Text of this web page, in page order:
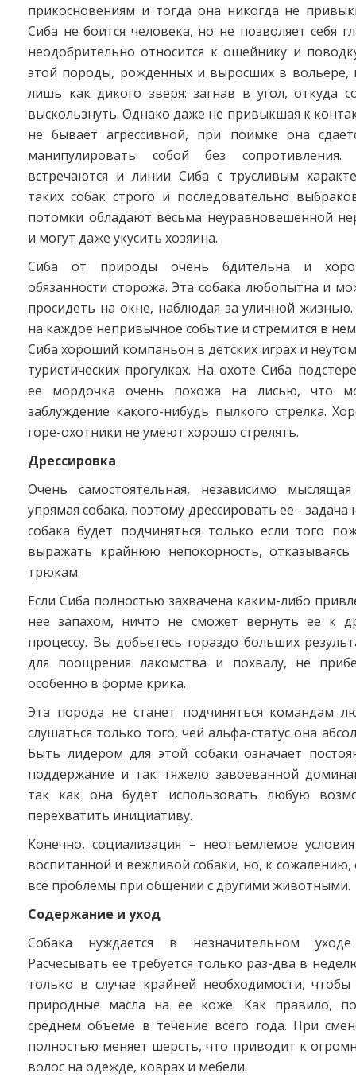
прикосновениям и тогда она никогда не
Сиба не боится человека, но не позволяет себя
неодобрительно относится к ошейнику и
этой породы, рожденных и выросших в
лишь как дикого зверя: загнав в угол, откуда
выскользнуть. Однако даже не привыкшая к
не бывает агрессивной, при поимке она
манипулировать собой без
встречаются и линии Сиба с трусливым
таких собак строго и последовательно
потомки обладают весьма неуравновешенной
и могут даже укусить хозяина.
Сиба от природы очень бдительна и
обязанности сторожа. Эта собака любопытна и
просидеть на окне, наблюдая за уличной жизнью.
на каждое непривычное событие и стремится в
Сиба хороший компаньон в детских играх и
туристических прогулках. На охоте Сиба
ее мордочка очень похожа на лисью, что
заблуждение какого-нибудь пылкого стрелка.
горе-охотники не умеют хорошо стрелять.
Дрессировка
Очень самостоятельная, независимо
упрямая собака, поэтому дрессировать ее - задача
собака будет подчиняться только если того
выражать крайнюю непокорность,
трюкам.
Если Сиба полностью захвачена каким-либо
нее запахом, ничто не сможет вернуть ее к
процессу. Вы добьетесь гораздо больших
для поощрения лакомства и похвалу, не
особенно в форме крика.
Эта порода не станет подчиняться командам
слушаться только того, чей альфа-статус она
Быть лидером для этой собаки означает
поддержание и так тяжело завоеванной
так как она будет использовать любую
перехватить инициативу.
Конечно, социализация – неотъемлемое
воспитанной и вежливой собаки, но, к сожалению,
все проблемы при общении с другими животными.
Содержание и уход
Собака нуждается в незначительном
Расчесывать ее требуется только раз-два в
только в случае крайней необходимости,
природные масла на ее коже. Как правило,
среднем объеме в течение всего года. При
полностью меняет шерсть, что приводит к
волос на одежде, коврах и мебели.